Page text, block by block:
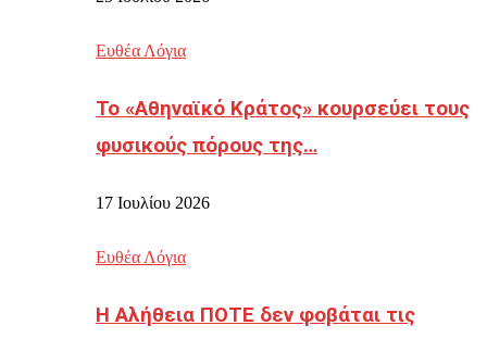
Ευθέα Λόγια
Το «Αθηναϊκό Κράτος» κουρσεύει τους
φυσικούς πόρους της…
17 Ιουλίου 2026
Ευθέα Λόγια
Η Αλήθεια ΠΟΤΕ δεν φοβάται τις